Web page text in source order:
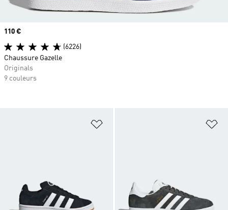
Ajouter à la Liste de produits
Prix
110 €
(6226)
Chaussure Gazelle
Originals
9 couleurs